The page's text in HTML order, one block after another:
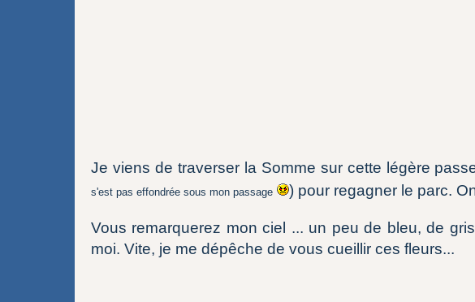
Je viens de traverser la Somme sur cette légère
s'est pas effondrée sous mon passage
) pour regagner le parc.
Vous remarquerez mon ciel ... un peu de bleu, de
moi. Vite, je me dépêche de vous cueillir ces fleurs...